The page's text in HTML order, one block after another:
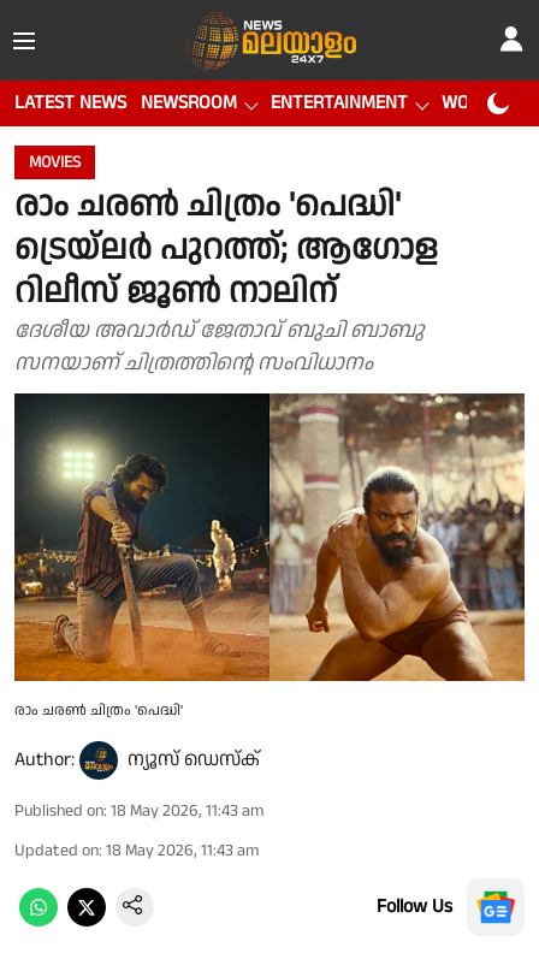
LATEST NEWS NEWSROOM ENTERTAINMENT WORLD CUP
MOVIES
രാം ചരൺ ചിത്രം 'പെദ്ധി'
ട്രെയ്‌ലർ പുറത്ത്; ആഗോള
റിലീസ് ജൂൺ നാലിന്
ദേശീയ അവാർഡ് ജേതാവ് ബുചി ബാബു
സനയാണ് ചിത്രത്തിന്റെ സംവിധാനം
രാം ചരൺ ചിത്രം 'പെദ്ധി'
Author: ന്യൂസ് ഡെസ്ക്
Published on: 18 May 2026, 11:43 am
Updated on: 18 May 2026, 11:43 am
Follow Us